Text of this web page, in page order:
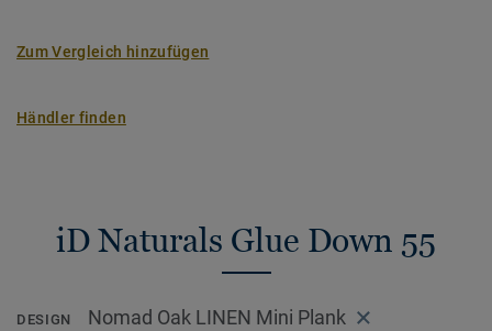
Zum Vergleich hinzufügen
Händler finden
iD Naturals Glue Down 55
DESIGN Nomad Oak LINEN Mini Plank